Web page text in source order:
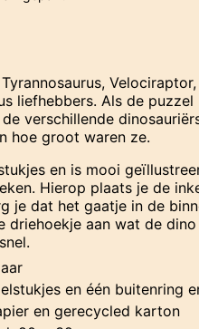
liefhebbers. Als de puzzel
verschillende
hoe groot waren ze.
en is mooi
Hierop plaats je de
je dat het gaatje in de
driehoekje aan wat de
en één buitenring
en gerecycled karton